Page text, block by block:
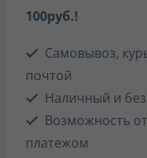
100руб.!
Самовывоз,
почтой
Наличный и
Возможность
платежом